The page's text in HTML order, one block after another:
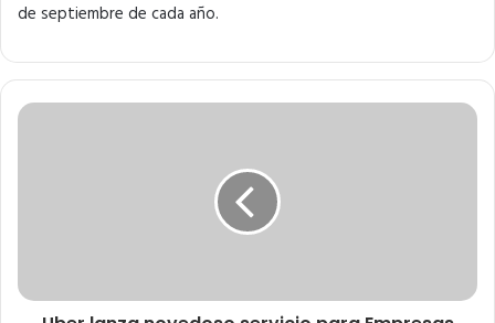
de septiembre de cada año.